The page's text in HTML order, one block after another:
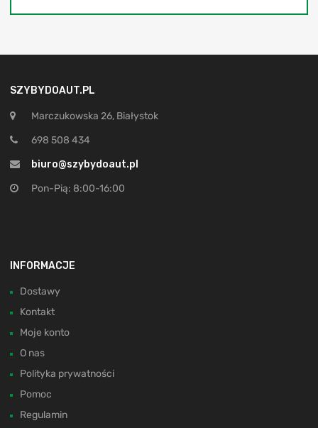
SZYBYDOAUT.PL
Marczukowska 26, Białystok
698 508 434
biuro@szybydoaut.pl
Pon-Pią: 8:00-16:00
INFORMACJE
Dostawy
Kontakt
Moje konto
O nas
Polityka prywatności
Pomoc
Regulamin